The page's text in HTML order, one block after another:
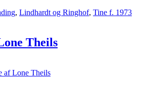
, Lindhardt og Ringhof, Tine f. 1973
Theils